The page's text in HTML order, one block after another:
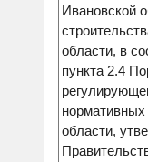
Ивановской
области, в
пункта 2.4
области,